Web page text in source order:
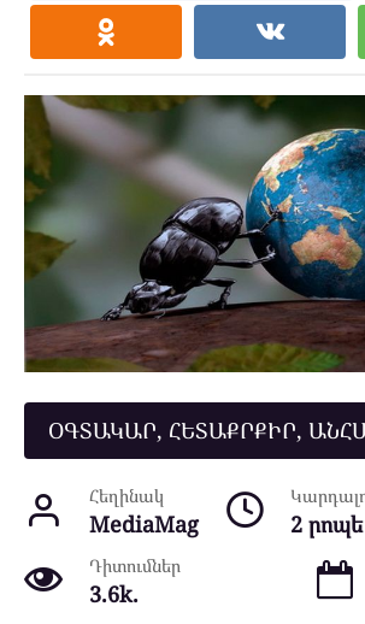
ՕԳՏԱԿԱՐ, ՀԵՏԱՔՐՔԻՐ,
Հեղինակ
MediaMag 2 րոպե
Դիտումներ
3.6k.